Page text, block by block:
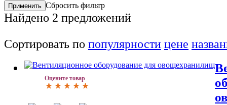
Сбросить фильтр
Найдено 2 предложений
Сортировать по популярности цене
Оцените товар